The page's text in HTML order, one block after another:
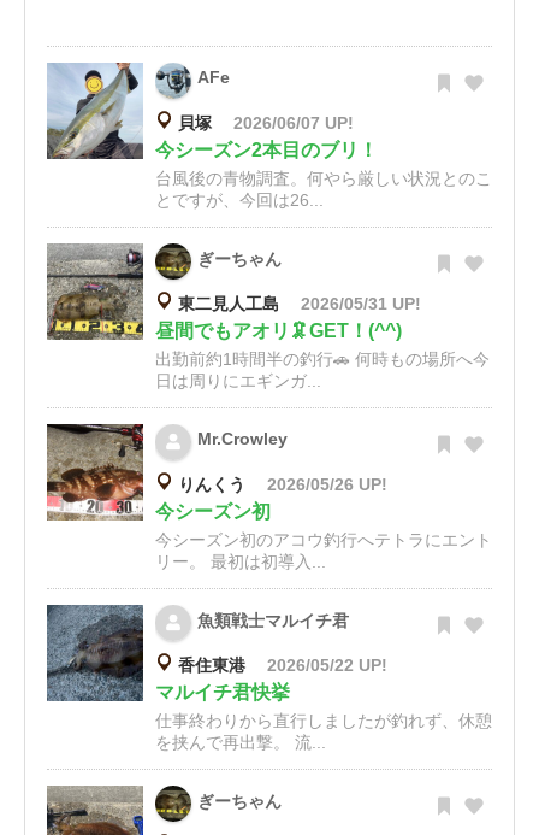
AFe
貝塚 2026/06/07 UP!
今シーズン2本目のブリ！
台風後の青物調査。何やら厳しい状況とのこ
とですが、今回は26...
ぎーちゃん
東二見人工島 2026/05/31 UP!
昼間でもアオリ🦑GET！(^^)
出勤前約1時間半の釣行🚗 何時もの場所へ今
日は周りにエギンガ...
Mr.Crowley
りんくう 2026/05/26 UP!
今シーズン初
今シーズン初のアコウ釣行へテトラにエント
リー。 最初は初導入...
魚類戦士マルイチ君
香住東港 2026/05/22 UP!
マルイチ君快挙
仕事終わりから直行しましたが釣れず、休憩
を挟んで再出撃。 流...
ぎーちゃん